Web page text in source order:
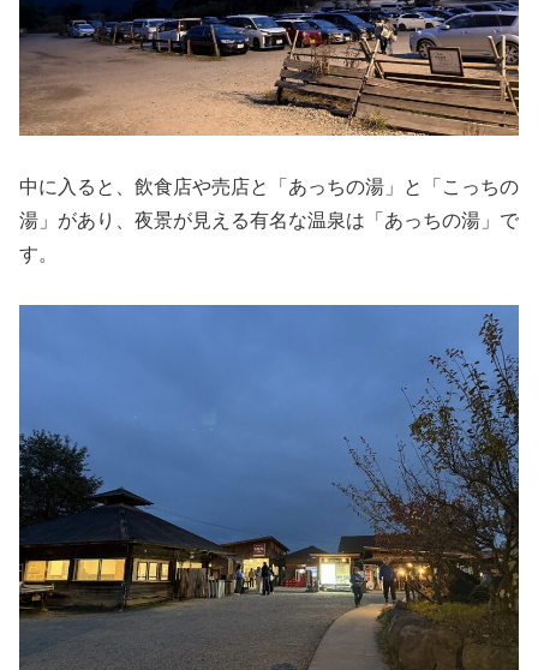
中に入ると、飲食店や売店と「あっちの湯」と「こっちの
湯」があり、夜景が見える有名な温泉は「あっちの湯」で
す。